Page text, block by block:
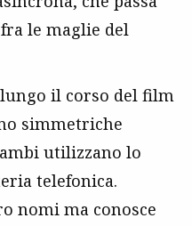
le maglie del
il corso del film
simmetriche
utilizzano lo
telefonica.
nomi ma conosce